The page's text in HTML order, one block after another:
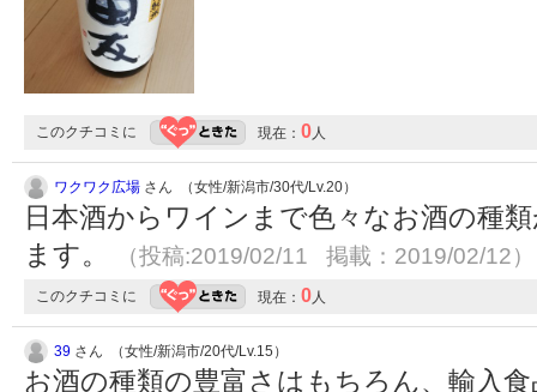
このクチコミに 現在： 0人
ワクワク広場 さん （女性/新潟市/30代/Lv.20）
日本酒からワインまで色々なお酒の種
ます。
（投稿:2019/02/11 掲載：2019/02/12）
このクチコミに 現在： 0人
39 さん （女性/新潟市/20代/Lv.15）
お酒の種類の豊富さはもちろん、輸入